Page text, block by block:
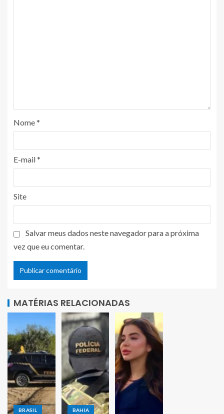
Nome*
E-mail*
Site
Salvar meus dados neste navegador para a próxima
vez que eu comentar.
MATÉRIAS RELACIONADAS
BRASIL BAHIA